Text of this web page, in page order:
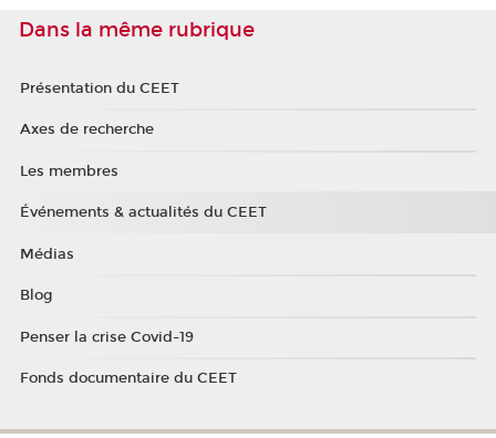
Dans la même rubrique
Présentation du CEET
Axes de recherche
Les membres
Événements & actualités du CEET
Médias
Blog
Penser la crise Covid-19
Fonds documentaire du CEET